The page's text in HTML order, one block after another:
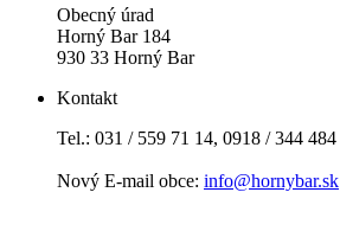
Obecný úrad
Horný Bar 184
930 33 Horný Bar
Kontakt
Tel.: 031 / 559 71 14, 0918 / 344 484
Nový E-mail obce: info@hornybar.sk